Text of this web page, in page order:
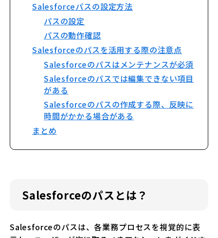
Salesforceパスの設定方法
パスの設定
パスの動作確認
Salesforceのパスを活用する際の注意点
Salesforceのパスはメンテナンスが必須
Salesforceのパスでは編集できない項目
がある
Salesforceのパスの作成する際、反映に
時間がかかる場合がある
まとめ
Salesforceのパスとは？
Salesforceのパスは、各業務プロセスを視覚的に表